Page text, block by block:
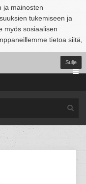
ja mainosten
tukemiseen ja
myös sosiaalisen
tietoa siitä,
Sulje